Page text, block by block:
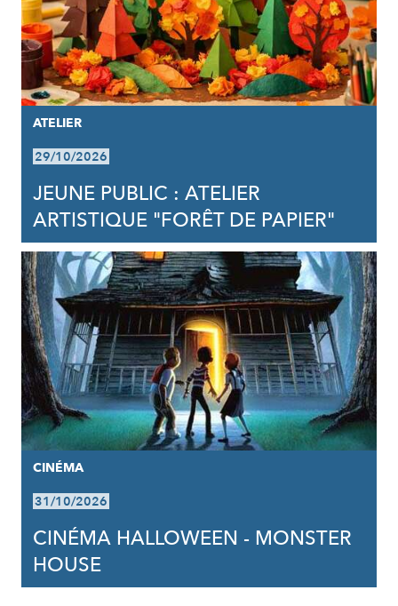
ATELIER
29/10/2026
JEUNE PUBLIC : ATELIER
ARTISTIQUE "FORÊT DE PAPIER"
CINÉMA
31/10/2026
CINÉMA HALLOWEEN - MONSTER
HOUSE